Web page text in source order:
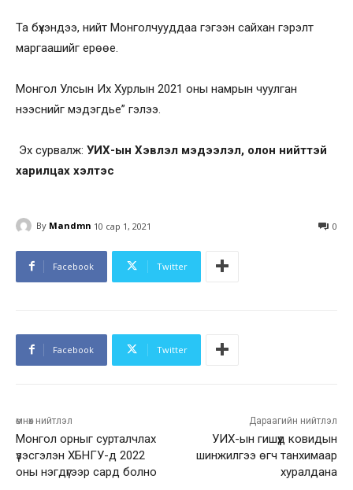
Та бүхэндээ, нийт Монголчууддаа гэгээн сайхан гэрэлт
маргаашийг ерөөе.
Монгол Улсын Их Хурлын 2021 оны намрын чуулган
нээснийг мэдэгдье” гэлээ.
Эх сурвалж: УИХ-ын Хэвлэл мэдээлэл, олон нийттэй
харилцах хэлтэс
By Mandmn 10 сар 1, 2021 0
Facebook Twitter
Facebook Twitter
өмнөх нийтлэл
Монгол орныг сурталчлах
үзэсгэлэн ХБНГУ-д 2022
оны нэгдүгээр сард болно
Дараагийн нийтлэл
УИХ-ын гишүүд ковидын
шинжилгээ өгч танхимаар
хуралдана